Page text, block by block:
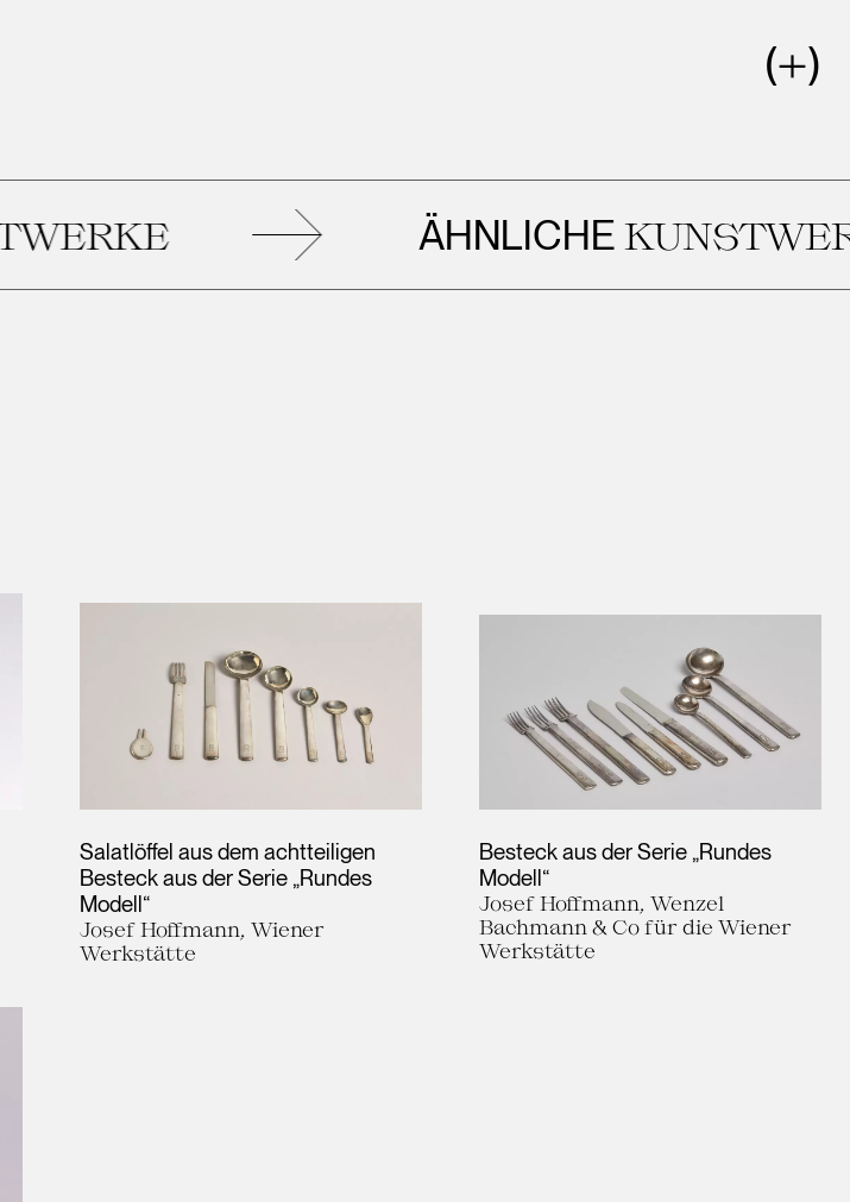
ÄHNLICHEKUNSTWERKE
Salatlöffel aus dem achtteiligen
Besteck aus der Serie „Rundes
Modell“
Josef Hoffmann, Wiener
Werkstätte
Besteck aus der Serie „Rundes
Modell“
Josef Hoffmann, Wenzel
Bachmann & Co für die Wiener
Werkstätte